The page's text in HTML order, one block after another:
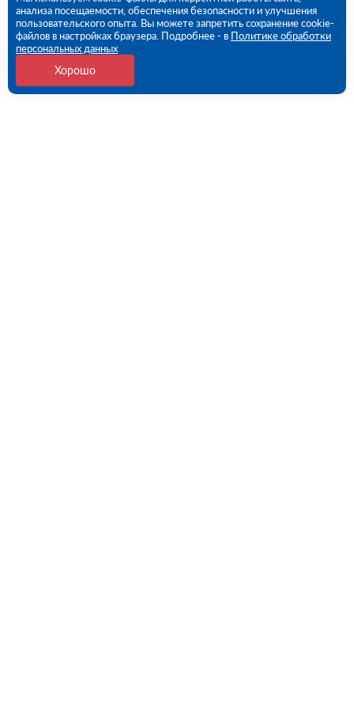
анализа посещаемости, обеспечения безопасности и улучшения
пользовательского опыта. Вы можете запретить сохранение cookie-
файлов в настройках браузера. Подробнее - в Политике обработки
персональных данных
Хорошо